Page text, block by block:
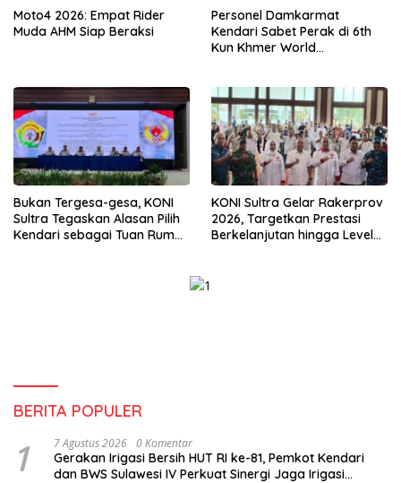
Moto4 2026: Empat Rider
Muda AHM Siap Beraksi
Personel Damkarmat
Kendari Sabet Perak di 6th
Kun Khmer World
Bukan Tergesa-gesa, KONI
Sultra Tegaskan Alasan Pilih
Kendari sebagai Tuan Rumah
KONI Sultra Gelar Rakerprov
2026, Targetkan Prestasi
Berkelanjutan hingga Level
BERITA POPULER
1 7 Agustus 2026 0 Komentar
Gerakan Irigasi Bersih HUT RI ke-81, Pemkot Kendari
dan BWS Sulawesi IV Perkuat Sinergi Jaga Irigasi